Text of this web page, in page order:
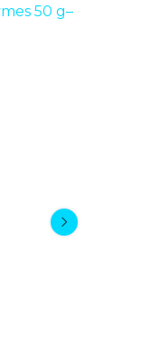
50 g–